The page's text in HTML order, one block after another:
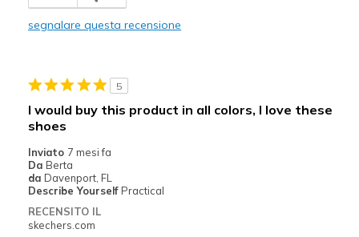
Migliori Utilizzi:
Casual Wear
Sizing
Feels true to size
View On Shoes
Shoes are for Wearing
segnalare questa recensione
5
I would buy this product in all colors, I love these
shoes
Inviato 7 mesi fa
Da Berta
da Davenport, FL
Describe Yourself Practical
RECENSITO IL
skechers.com